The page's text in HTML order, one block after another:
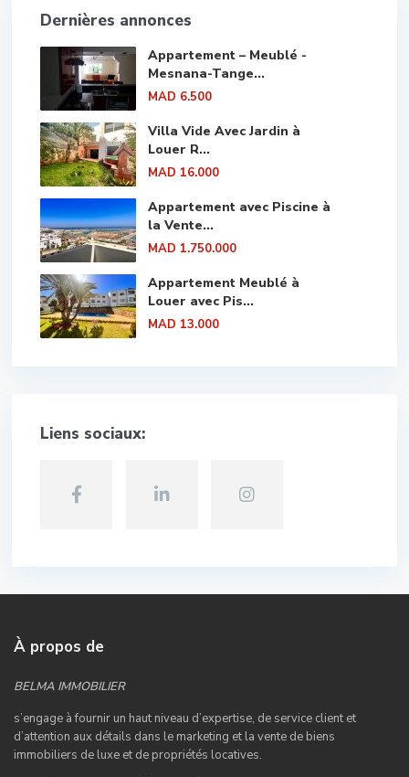
Dernières annonces
Appartement – Meublé -
Mesnana-Tange...
MAD 6.500
Villa Vide Avec Jardin à
Louer R...
MAD 16.000
Appartement avec Piscine à
la Vente...
MAD 1.750.000
Appartement Meublé à
Louer avec Pis...
MAD 13.000
Liens sociaux:
À propos de
BELMA IMMOBILIER
s’engage à fournir un haut niveau d’expertise, de service client et
d’attention aux détails dans le marketing et la vente de biens
immobiliers de luxe et de propriétés locatives.